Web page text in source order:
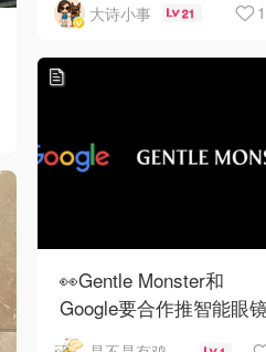
大诗小事 21
👀Gentle Monster和
Google要合作推智能眼
👓了❗这不比Meta香吗